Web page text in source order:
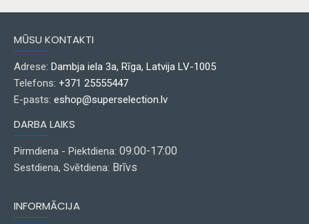
MŪSU KONTAKTI
Adrese: Dambja iela 3a, Rīga, Latvija LV-1005
Telefons: +371 25555447
E-pasts: eshop@superselection.lv
DARBA LAIKS
Pirmdiena - Piektdiena: 09:00-17:00
Sestdiena, Svētdiena: Brīvs
INFORMĀCIJA